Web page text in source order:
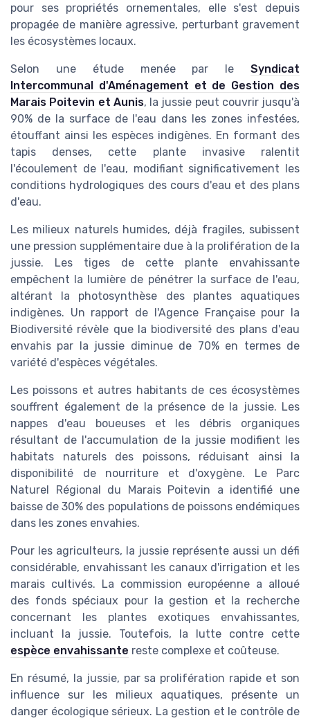
pour ses propriétés ornementales, elle s'est depuis
propagée de manière agressive, perturbant gravement
les écosystèmes locaux.
Selon une étude menée par le Syndicat
Intercommunal d'Aménagement et de Gestion des
Marais Poitevin et Aunis, la jussie peut couvrir jusqu'à
90% de la surface de l'eau dans les zones infestées,
étouffant ainsi les espèces indigènes. En formant des
tapis denses, cette plante invasive ralentit
l'écoulement de l'eau, modifiant significativement les
conditions hydrologiques des cours d'eau et des plans
d'eau.
Les milieux naturels humides, déjà fragiles, subissent
une pression supplémentaire due à la prolifération de la
jussie. Les tiges de cette plante envahissante
empêchent la lumière de pénétrer la surface de l'eau,
altérant la photosynthèse des plantes aquatiques
indigènes. Un rapport de l'Agence Française pour la
Biodiversité révèle que la biodiversité des plans d'eau
envahis par la jussie diminue de 70% en termes de
variété d'espèces végétales.
Les poissons et autres habitants de ces écosystèmes
souffrent également de la présence de la jussie. Les
nappes d'eau boueuses et les débris organiques
résultant de l'accumulation de la jussie modifient les
habitats naturels des poissons, réduisant ainsi la
disponibilité de nourriture et d'oxygène. Le Parc
Naturel Régional du Marais Poitevin a identifié une
baisse de 30% des populations de poissons endémiques
dans les zones envahies.
Pour les agriculteurs, la jussie représente aussi un défi
considérable, envahissant les canaux d'irrigation et les
marais cultivés. La commission européenne a alloué
des fonds spéciaux pour la gestion et la recherche
concernant les plantes exotiques envahissantes,
incluant la jussie. Toutefois, la lutte contre cette
espèce envahissante reste complexe et coûteuse.
En résumé, la jussie, par sa prolifération rapide et son
influence sur les milieux aquatiques, présente un
danger écologique sérieux. La gestion et le contrôle de